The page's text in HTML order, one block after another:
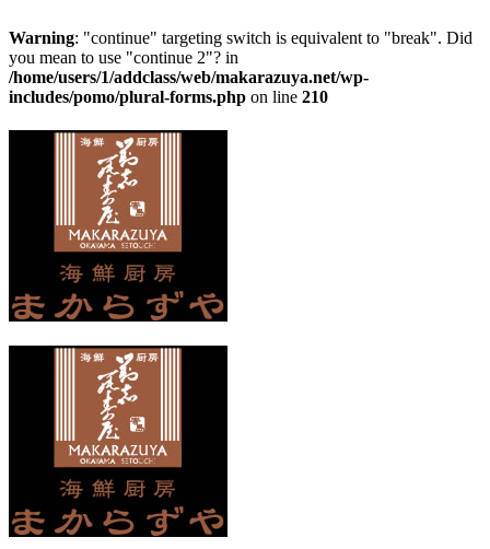
Warning: "continue" targeting switch is equivalent to "break". Did
you mean to use "continue 2"? in
/home/users/1/addclass/web/makarazuya.net/wp-
includes/pomo/plural-forms.php on line 210